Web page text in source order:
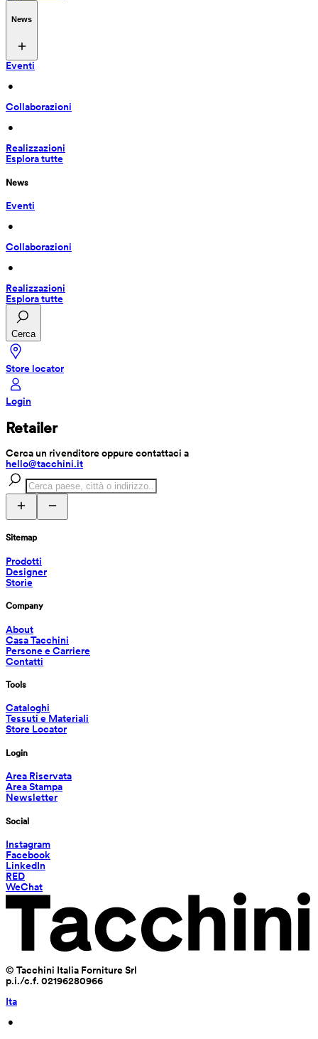
News
Eventi
•
Collaborazioni
•
Realizzazioni
Esplora tutte
News
Eventi
•
Collaborazioni
•
Realizzazioni
Esplora tutte
Cerca
Store locator
Login
Retailer
Cerca un rivenditore oppure contattaci a
hello@tacchini.it
Sitemap
Prodotti
Designer
Storie
Company
About
Casa Tacchini
Persone e Carriere
Contatti
Tools
Cataloghi
Tessuti e Materiali
Store Locator
Login
Area Riservata
Area Stampa
Newsletter
Social
Instagram
Facebook
LinkedIn
RED
WeChat
© Tacchini Italia Forniture Srl
p.i./c.f. 02196280966
Ita
•